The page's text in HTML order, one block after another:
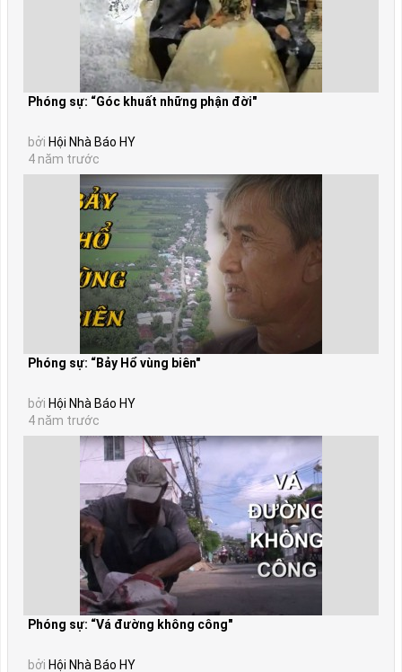
Phóng sự: “Góc khuất những phận đời"
bởi Hội Nhà Báo HY
4 năm trước
Phóng sự: “Bảy Hổ vùng biên"
bởi Hội Nhà Báo HY
4 năm trước
Phóng sự: “Vá đường không công"
bởi Hội Nhà Báo HY